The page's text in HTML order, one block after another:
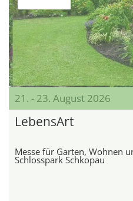
21. - 23. August 2026
LebensArt
Messe für Garten, Wohnen
Schlosspark Schkopau